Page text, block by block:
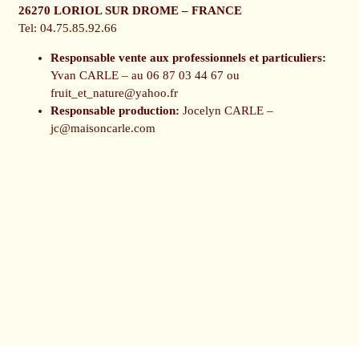
26270 LORIOL SUR DROME – FRANCE
Tel: 04.75.85.92.66
Responsable vente aux professionnels et particuliers:
Yvan CARLE – au 06 87 03 44 67 ou
fruit_et_nature@yahoo.fr
Responsable production: Jocelyn CARLE –
jc@maisoncarle.com